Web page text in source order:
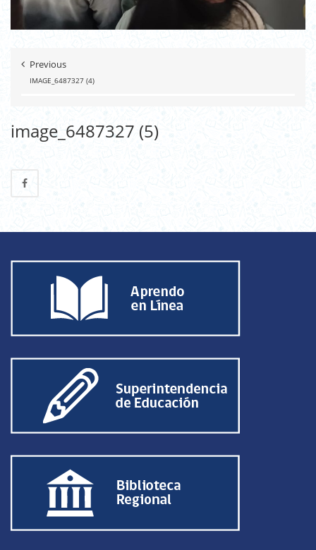
Previous
IMAGE_6487327 (4)
image_6487327 (5)